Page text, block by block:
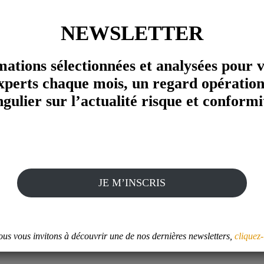
idée forte : démocratiser l'accès à
sur le sujet de l'intégrité et l'éthique.
NEWSLETTER
sélectionnées et analysées pour
chaque mois, un regard
sur l’actualité risque et
JE M’INSCRIS
vous invitons à découvrir une de nos dernières newsletters,